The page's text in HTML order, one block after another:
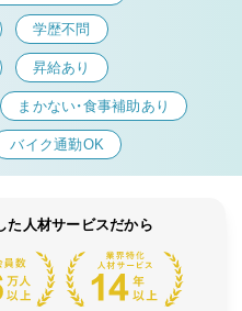
学歴不問
昇給あり
まかない・食事補助あり
バイク通勤OK
た人材サービスだから